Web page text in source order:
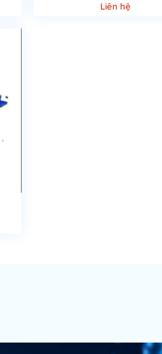
Liên hệ